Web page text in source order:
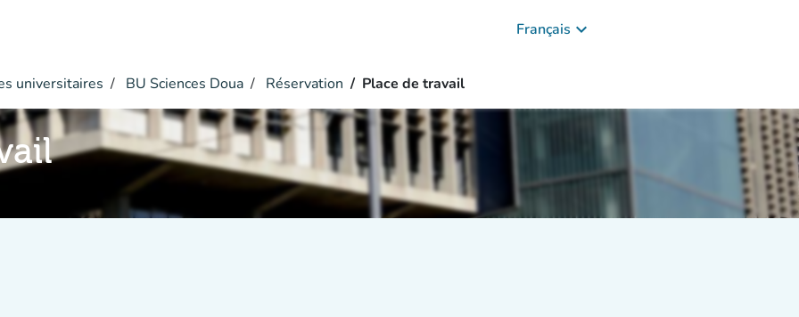
Français keyboard_arrow_down
universitaires BU Sciences Doua Réservation Place de travail